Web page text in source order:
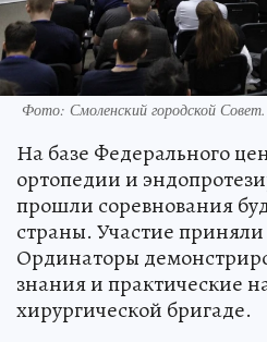
Фото: Смоленский городской Совет.
На базе Федерального
ортопедии и
прошли соревнования
страны. Участие
Ординаторы
знания и практические
хирургической бригаде.